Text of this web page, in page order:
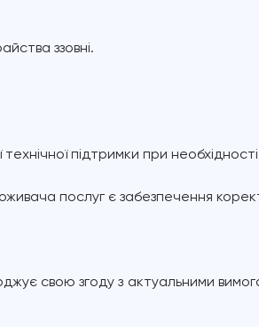
ззовні.
підтримки при
послуг є забезпечення
свою згоду з актуальними